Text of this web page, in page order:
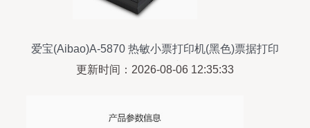
爱宝(Aibao)A-5870 热敏小票打印机(黑色)票据打印
58mm 前台收银小票打印
更新时间：2026-08-06 12:35:33